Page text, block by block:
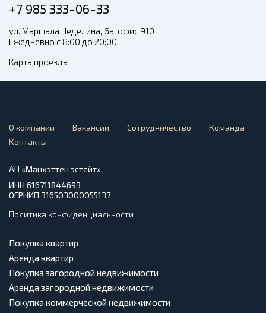
+7 985 333-06-33
ул. Маршала Неделина, 6а, офис 910
Ежедневно с 8:00 до 20:00
Карта проезда
О компании Вакансии Сотрудничество
Команда
Контакты
АН «Манхэттен эстейт»
ИНН 616711844693
ОГРНИП 316503000055137
Политика конфиденциальности
Покупка квартир
Аренда квартир
Покупка загородной недвижимости
Аренда загородной недвижимости
Покупка коммерческой недвижимости